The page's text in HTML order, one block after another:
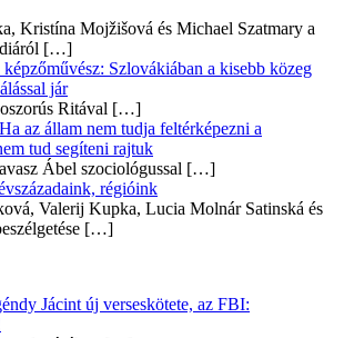
Kristína Mojžišová és Michael Szatmary a
[…]
Szlovákiában a kisebb közeg
jár
Ritával […]
az állam nem tudja feltérképezni a
tud segíteni rajtuk
Ábel szociológussal […]
régióink
Valerij Kupka, Lucia Molnár Satinská és
[…]
Jácint új verseskötete, az FBI: